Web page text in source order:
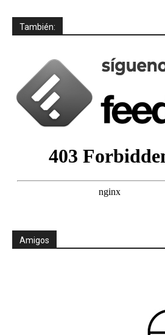
También:
Amigos